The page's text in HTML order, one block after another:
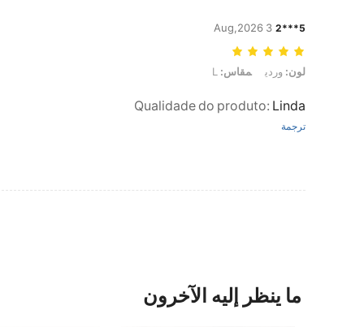
5***2
3 Aug,2026
لون: وردي, مقاس: L
لون: وردي مقاس:
Qualidade do produto: Linda
ترجمة
ما ينظر إليه الآخرون